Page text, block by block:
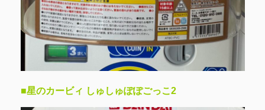
■星のカービィ しゅしゅぽぽごっこ2